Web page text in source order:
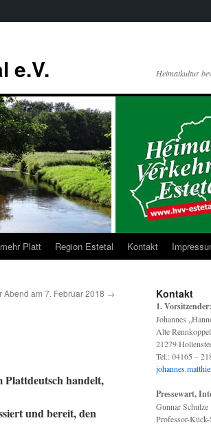
e.V. Heimatkultur
Platt Region Estetal Kontakt
Abend am 7. Februar 2018 →
Plattdeutsch handelt,
und bereit, den
Kontakt
1. Vorsitzender:
Johannes
Alte
21279
Tel.: 04165 –
Pressewart,
Gunnar Schulze
Professor-Kück-